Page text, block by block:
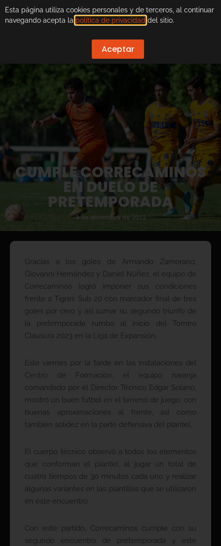
CUMPLE CORRECAMINOS
EN DUELO DE
PRETEMPORADA
9 de diciembre de 2022
Gracias a los goles de Armando Zamorano,
Giovanni Hernández y Daniel Núñez, el equipo de
Correcaminos logró imponer sus condiciones
frente a Tigres Sub 20 con marcador final de tres
goles por cero y así sumar su segundo triunfo de
la pretemporada rumbo al inicio del Torneo
Clausura 2023 en la Liga de Expansión.
Este viernes por la tarde en las instalaciones del
Centro de Formación, el equipo naranja
comandado por el Director Técnico Edgar Solano,
mostró un buen futbol en el terreno de juego, con
buenas aproximaciones al frente, así como
también solidez en la parte defensiva del plantel.
El cuerpo técnico observó a todos los elementos
que conforman el plantel, al jugar un total de
cuatro tiempos de 30 minutos cada uno y realizar
algunas variantes en las plantillas que se utilizaron
en este encuentro.
Con este partido, Correcaminos cumple con su
segundo encuentro de pretemporada y este
Esta página utiliza cookies personales y de terceros, al continuar
navegando acepta la política de privacidad del sitio.
Aceptar